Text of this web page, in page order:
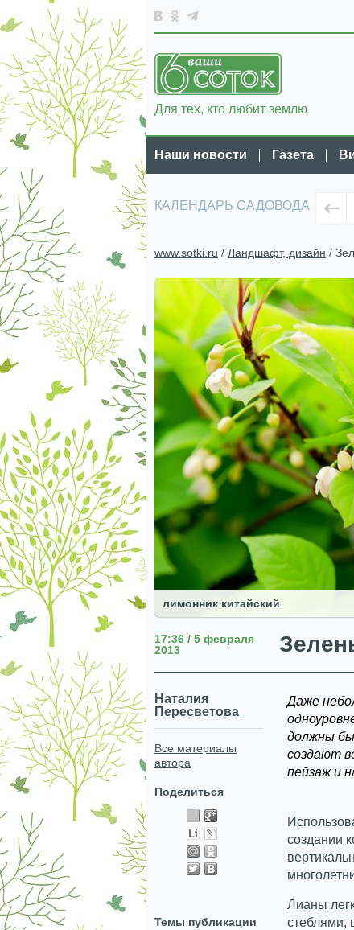
Для тех, кто любит землю
Наши новости Газета
КАЛЕНДАРЬ САДОВОДА
www.sotki.ru / Ландшафт, дизайн /
лимонник китайский
17:36 / 5 февраля
2013
Наталия
Пересветова
Все материалы
автора
Поделиться
Темы публикации
Даже
должны
создают
пейзаж и
создании
Лианы
стеблями,